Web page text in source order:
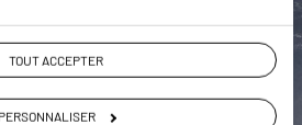
TOUT ACCEPTER
PERSONNALISER
châteaux